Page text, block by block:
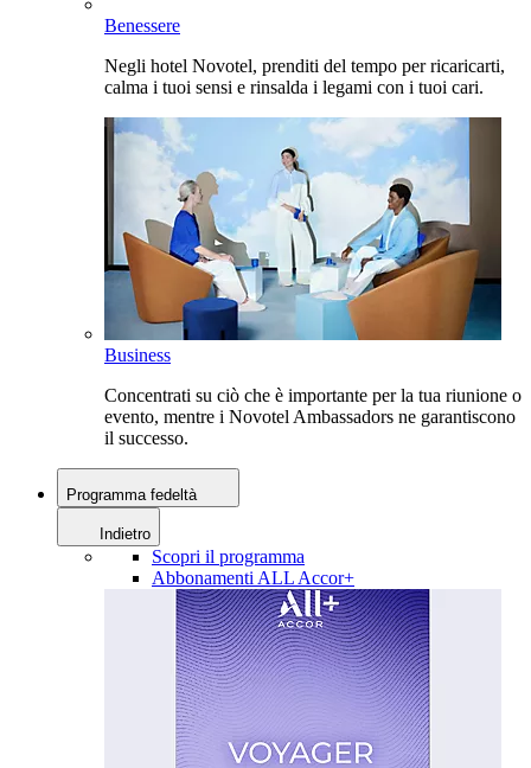
Benessere
Negli hotel Novotel, prenditi del tempo per ricaricarti,
calma i tuoi sensi e rinsalda i legami con i tuoi cari.
Business
Concentrati su ciò che è importante per la tua riunione o
evento, mentre i Novotel Ambassadors ne garantiscono
il successo.
Programma fedeltà
Indietro
Scopri il programma
Abbonamenti ALL Accor+